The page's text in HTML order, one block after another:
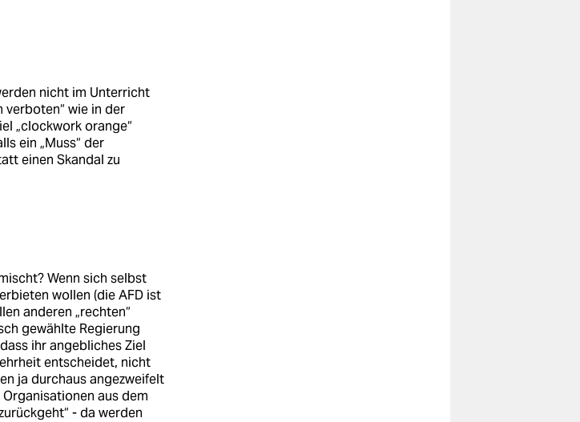
nicht im Unterricht
verboten“ wie in der
„clockwork orange“
ein „Muss“ der
einen Skandal zu
Wenn sich selbst
wollen (die AFD ist
anderen „rechten“
gewählte Regierung
ihr angebliches Ziel
entscheidet, nicht
ja durchaus angezweifelt
aus dem
- da werden